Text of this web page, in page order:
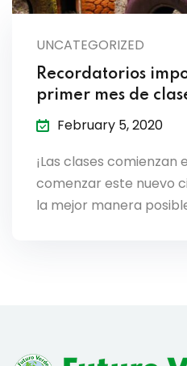
Enrollment
UNCATEGORIZED
Recordatorios
primer mes de
February 5, 2020
¡Las clases comienzan
comenzar este nuevo
la mejor manera